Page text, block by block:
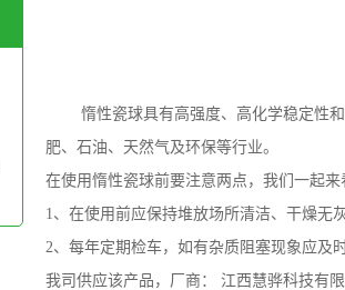
惰性瓷球具有高强度、高化学稳定性和
肥、石油、天然气及环保等行业。
在使用惰性瓷球前要注意两点，我们一起来
1、在使用前应保持堆放场所清洁、干燥无
2、每年定期检车，如有杂质阻塞现象应及
我司供应该产品，厂商： 江西慧骅科技有